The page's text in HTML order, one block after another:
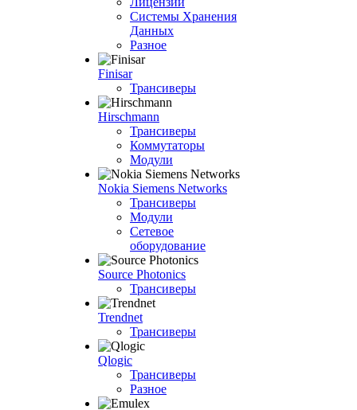
Системы Хранения
Данных
Разное
Finisar
Трансиверы
Hirschmann
Трансиверы
Коммутаторы
Модули
Nokia Siemens Networks
Трансиверы
Модули
Сетевое
оборудование
Source Photonics
Трансиверы
Trendnet
Трансиверы
Qlogic
Трансиверы
Разное